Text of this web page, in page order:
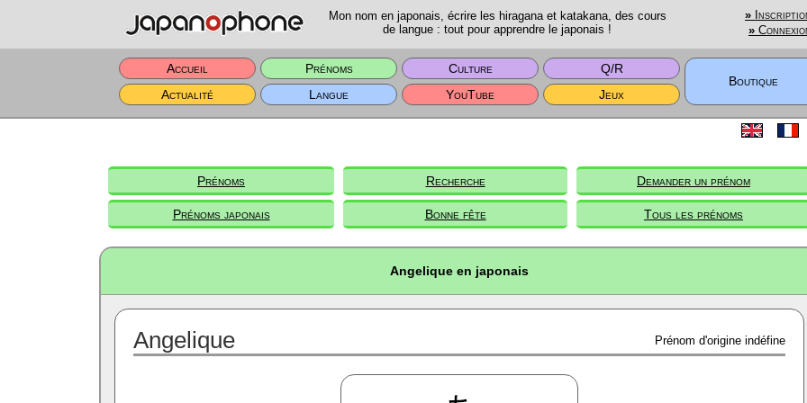
Mon nom en japonais, écrire les hiragana et katakana, des cours
de langue : tout pour apprendre le japonais !
»
»
Accueil Prénoms Culture
Q/R
Boutique
Actualité
Langue YouTube Jeux
Prénoms Recherche Demander un prénom
Prénoms japonais Bonne fête Tous les prénoms
Angelique en japonais
Angelique Prénom d'origine indéfine